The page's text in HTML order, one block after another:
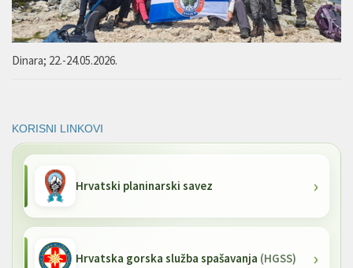
Dinara; 22.-24.05.2026.
KORISNI LINKOVI
Hrvatski planinarski savez
Hrvatska gorska služba spašavanja (HGSS)